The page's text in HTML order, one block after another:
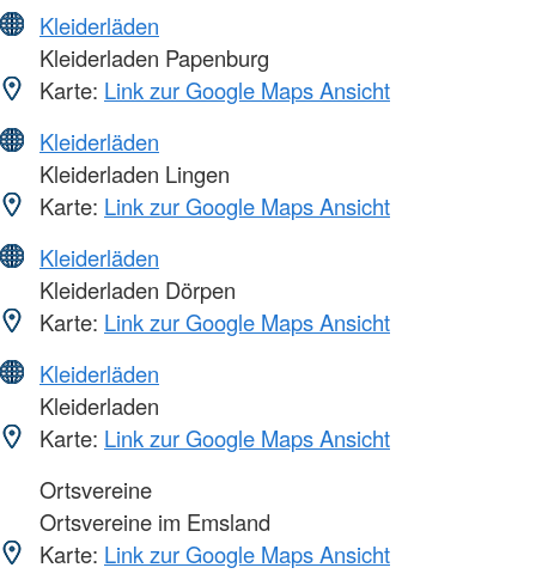
Kleiderläden
Kleiderladen Papenburg
Karte: Link zur Google Maps Ansicht
Kleiderläden
Kleiderladen Lingen
Karte: Link zur Google Maps Ansicht
Kleiderläden
Kleiderladen Dörpen
Karte: Link zur Google Maps Ansicht
Kleiderläden
Kleiderladen
Karte: Link zur Google Maps Ansicht
Ortsvereine
Ortsvereine im Emsland
Karte: Link zur Google Maps Ansicht